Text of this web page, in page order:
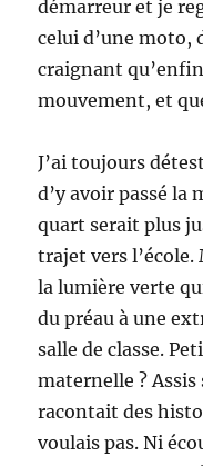
démarreur et je
celui d’une moto,
craignant
mouvement, et
J’ai toujours
d’y avoir passé la
quart serait plus
trajet vers
la lumière verte
du préau à une
salle de classe.
maternelle ?
racontait des
voulais pas. Ni